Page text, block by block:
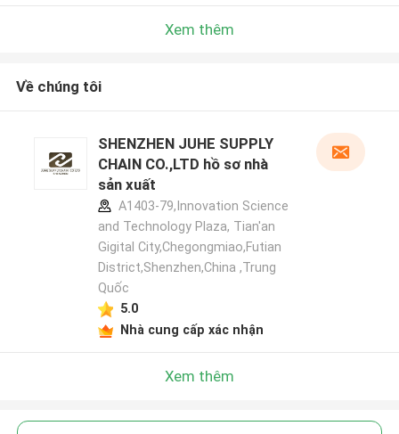
Xem thêm
Về chúng tôi
SHENZHEN JUHE SUPPLY
CHAIN CO.,LTD hồ sơ nhà
sản xuất
A1403-79,Innovation Science
and Technology Plaza, Tian'an
Gigital City,Chegongmiao,Futian
District,Shenzhen,China ,Trung
Quốc
5.0
Nhà cung cấp xác nhận
Xem thêm